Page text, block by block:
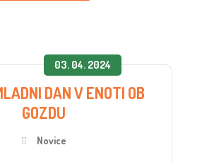
03. 04. 2024
DAN V ENOTI OB
GOZDU
Novice